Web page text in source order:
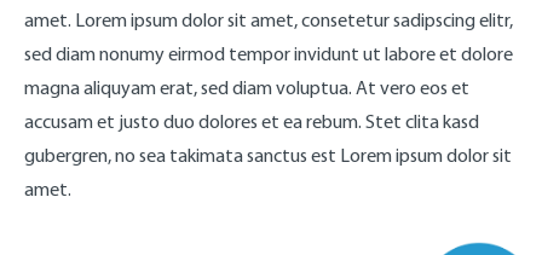
amet. Lorem ipsum dolor sit amet, consetetur sadipscing elitr,
sed diam nonumy eirmod tempor invidunt ut labore et dolore
magna aliquyam erat, sed diam voluptua. At vero eos et
accusam et justo duo dolores et ea rebum. Stet clita kasd
gubergren, no sea takimata sanctus est Lorem ipsum dolor sit
amet.